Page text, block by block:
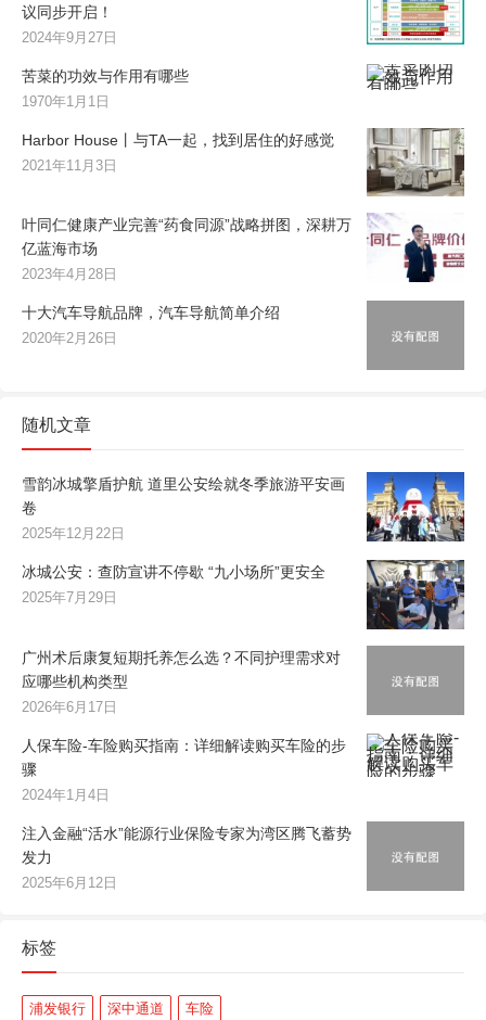
议同步开启！
2024年9月27日
苦菜的功效与作用有哪些
1970年1月1日
Harbor House丨与TA一起，找到居住的好感觉
2021年11月3日
叶同仁健康产业完善“药食同源”战略拼图，深耕万
亿蓝海市场
2023年4月28日
十大汽车导航品牌，汽车导航简单介绍
2020年2月26日
随机文章
雪韵冰城擎盾护航 道里公安绘就冬季旅游平安画
卷
2025年12月22日
冰城公安：查防宣讲不停歇 “九小场所”更安全
2025年7月29日
广州术后康复短期托养怎么选？不同护理需求对
应哪些机构类型
2026年6月17日
人保车险-车险购买指南：详细解读购买车险的步
骤
2024年1月4日
注入金融“活水”能源行业保险专家为湾区腾飞蓄势
发力
2025年6月12日
标签
浦发银行 深中通道 车险